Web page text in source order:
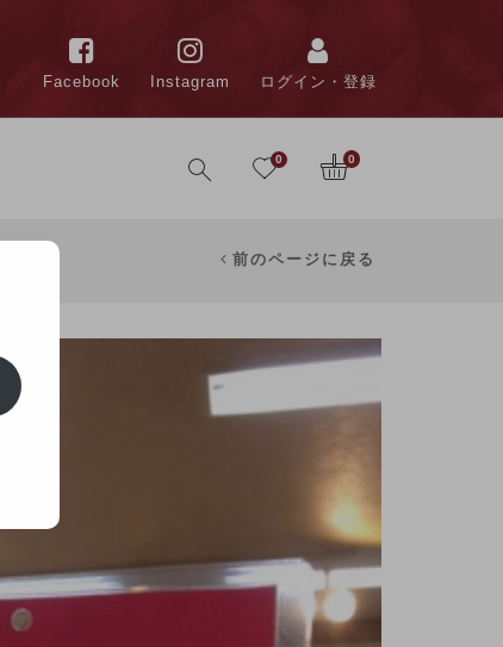
Facebook Instagram ログイン・登録
0 0
前のページに戻る